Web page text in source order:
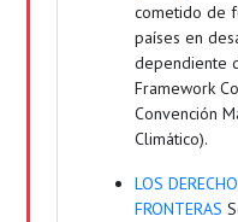
cometido de
países en
dependiente
Framework
Convención
Climático).
LOS
FRONTERAS